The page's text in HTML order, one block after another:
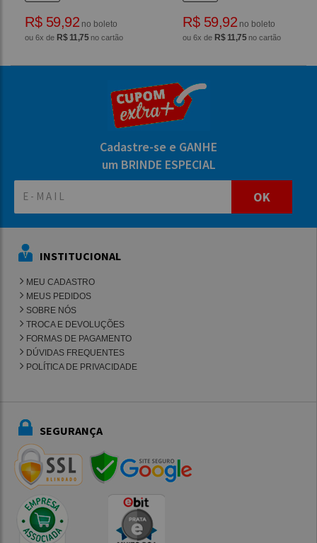
R$ 59,92 no boleto
ou 6x de R$ 11,75no cartão
R$ 59,92 no boleto
ou 6x de R$ 11,75no cartão
Cadastre-se e GANHE
um BRINDE ESPECIAL
OK
INSTITUCIONAL
MEU CADASTRO
MEUS PEDIDOS
SOBRE NÓS
TROCA E DEVOLUÇÕES
FORMAS DE PAGAMENTO
DÚVIDAS FREQUENTES
POLÍTICA DE PRIVACIDADE
SEGURANÇA